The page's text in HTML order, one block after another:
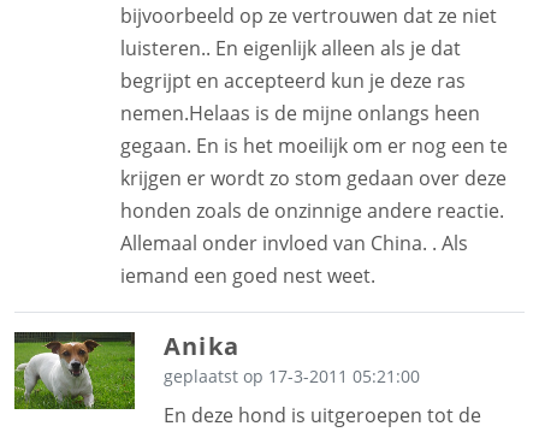
bijvoorbeeld op ze vertrouwen dat ze niet
luisteren.. En eigenlijk alleen als je dat
begrijpt en accepteerd kun je deze ras
nemen.Helaas is de mijne onlangs heen
gegaan. En is het moeilijk om er nog een te
krijgen er wordt zo stom gedaan over deze
honden zoals de onzinnige andere reactie.
Allemaal onder invloed van China. . Als
iemand een goed nest weet.
Anika
geplaatst op 17-3-2011 05:21:00
En deze hond is uitgeroepen tot de